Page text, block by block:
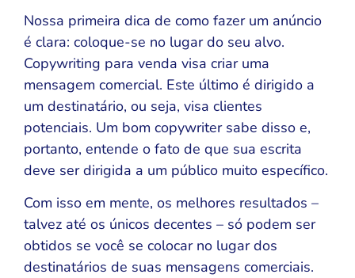
Nossa primeira dica de como fazer um anúncio
é clara: coloque-se no lugar do seu alvo.
Copywriting para venda visa criar uma
mensagem comercial. Este último é dirigido a
um destinatário, ou seja, visa clientes
potenciais. Um bom copywriter sabe disso e,
portanto, entende o fato de que sua escrita
deve ser dirigida a um público muito específico.
Com isso em mente, os melhores resultados –
talvez até os únicos decentes – só podem ser
obtidos se você se colocar no lugar dos
destinatários de suas mensagens comerciais.